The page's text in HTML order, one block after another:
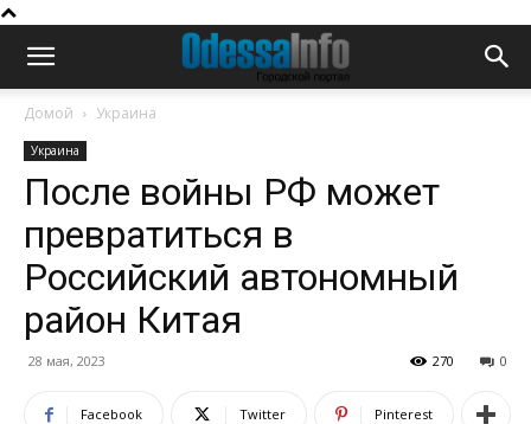
Домой Украина
Украина
После войны РФ может
превратиться в
Российский автономный
район Китая
28 мая, 2023 0
270
Facebook Twitter Pinterest